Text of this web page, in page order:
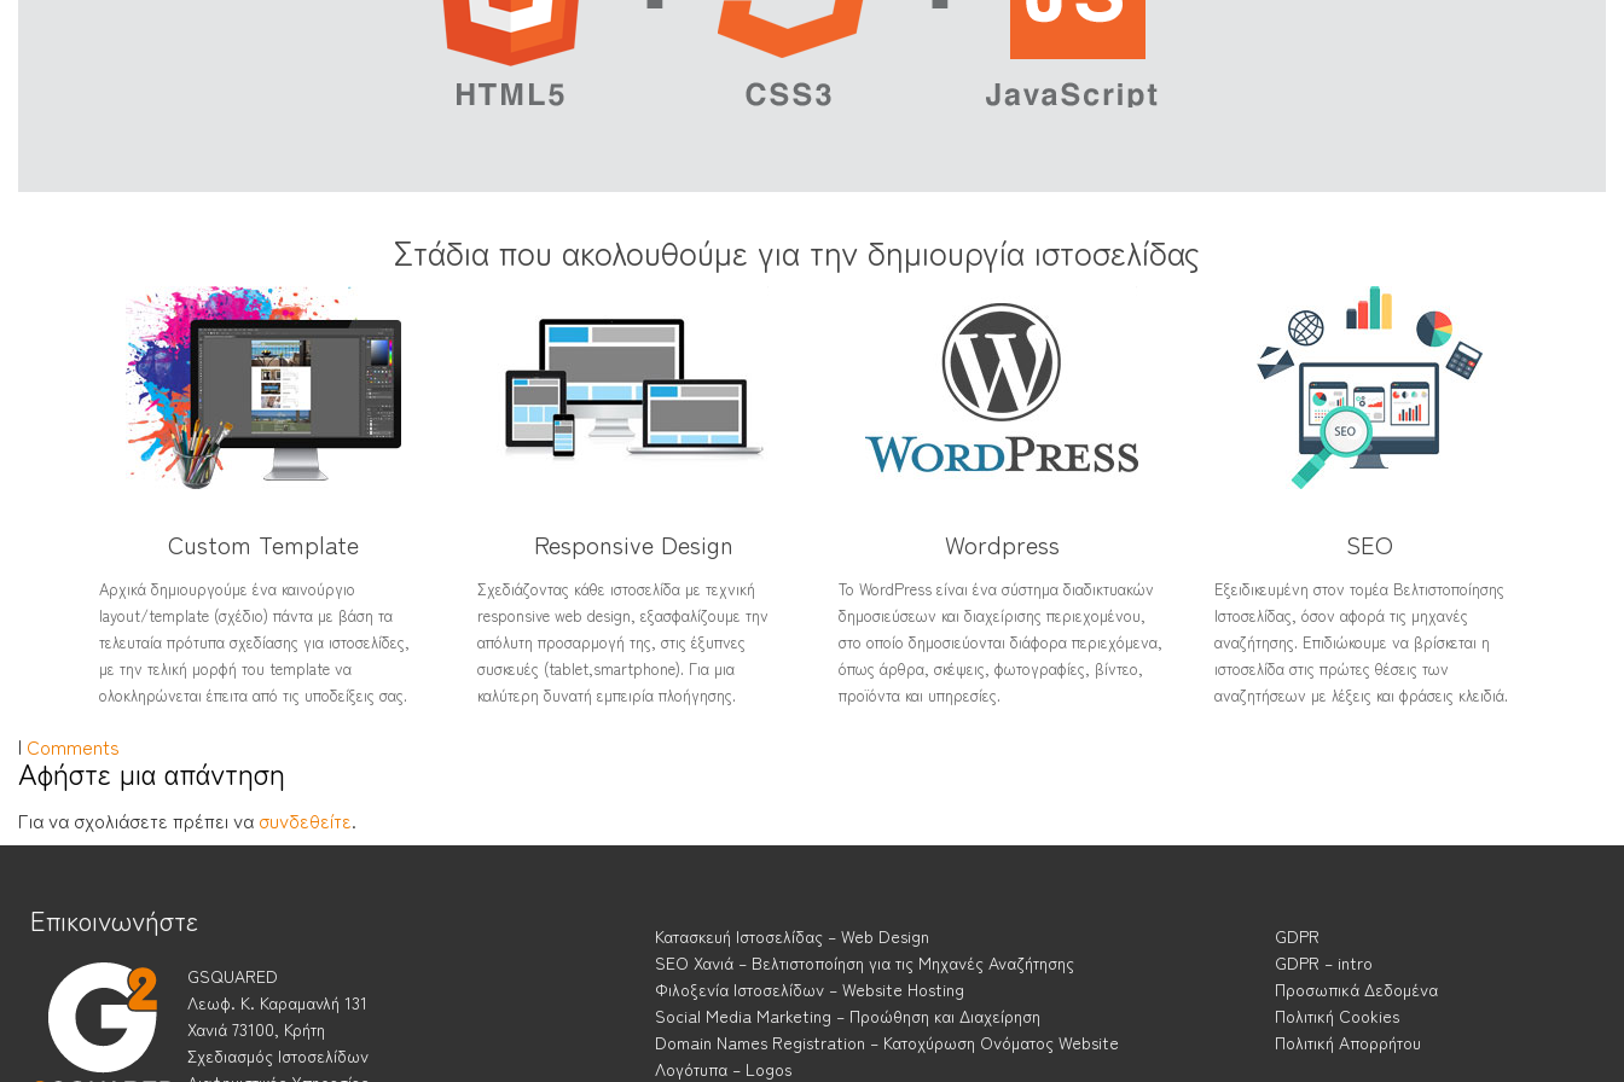
Στάδια που ακολουθούμε για την δημιουργία ιστοσελίδας
Custom Template
Αρχικά δημιουργούμε ένα καινούργιο
layout/template (σχέδιο) πάντα με βάση τα
τελευταία πρότυπα σχεδίασης για ιστοσελίδες,
με την τελική μορφή του template να
ολοκληρώνεται έπειτα από τις υποδείξεις σας.
Responsive Design
Σχεδιάζοντας κάθε ιστοσελίδα με τεχνική
responsive web design, εξασφαλίζουμε την
απόλυτη προσαρμογή της, στις έξυπνες
συσκευές (tablet,smartphone). Για μια
καλύτερη δυνατή εμπειρία πλοήγησης.
Wordpress
Το WordPress είναι ένα σύστημα διαδικτυακών
δημοσιεύσεων και διαχείρισης περιεχομένου,
στο οποίο δημοσιεύονται διάφορα περιεχόμενα,
όπως άρθρα, σκέψεις, φωτογραφίες, βίντεο,
προϊόντα και υπηρεσίες.
SEO
Εξειδικευμένη στον τομέα Βελτιστοποίησης
Ιστοσελίδας, όσον αφορά τις μηχανές
αναζήτησης. Επιδιώκουμε να βρίσκεται η
ιστοσελίδα στις πρώτες θέσεις των
αναζητήσεων με λέξεις και φράσεις κλειδιά.
| Comments
Αφήστε μια απάντηση
Για να σχολιάσετε πρέπει να συνδεθείτε.
Επικοινωνήστε
GSQUARED
Λεωφ. Κ. Καραμανλή 131
Χανιά 73100, Κρήτη
Σχεδιασμός Ιστοσελίδων
Κατασκευή Ιστοσελίδας – Web Design
SEO Χανιά – Βελτιστοποίηση για τις Μηχανές Αναζήτησης
Φιλοξενία Ιστοσελίδων – Website Hosting
Social Media Marketing – Προώθηση και Διαχείρηση
Domain Names Registration – Κατοχύρωση Ονόματος Website
Λογότυπα – Logos
GDPR
GDPR – intro
Προσωπικά Δεδομένα
Πολιτική Cookies
Πολιτική Απορρήτου